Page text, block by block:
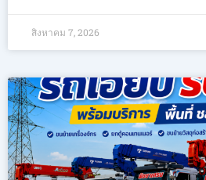
สิงหาคม 7, 2026